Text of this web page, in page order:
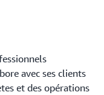
avec ses clients
et des opérations